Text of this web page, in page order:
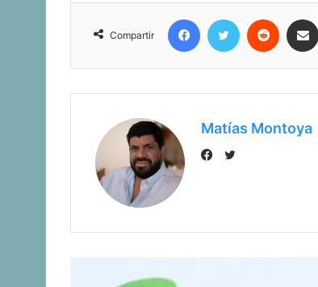
Compartir
Facebook
Twitter Reddit
Matías Montoya
Twitter